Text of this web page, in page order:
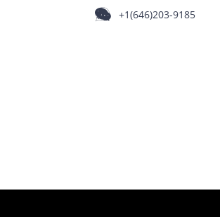
+1(646)203-9185